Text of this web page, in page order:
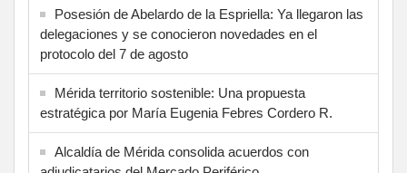
Posesión de Abelardo de la Espriella: Ya llegaron las
delegaciones y se conocieron novedades en el
protocolo del 7 de agosto
Mérida territorio sostenible: Una propuesta
estratégica por María Eugenia Febres Cordero R.
Alcaldía de Mérida consolida acuerdos con